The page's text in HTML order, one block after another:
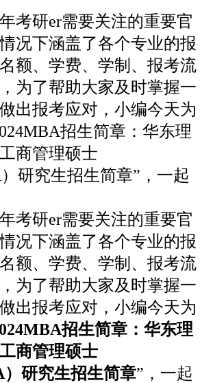
考研er需要关注的重要官
况下涵盖了各个专业的报
额、学费、学制、报考流
为了帮助大家及时掌握一
出报考应对，小编今天为
招生简章：华东理
商管理硕士
研究生招生简章”，一起
考研er需要关注的重要官
况下涵盖了各个专业的报
额、学费、学制、报考流
为了帮助大家及时掌握一
出报考应对，小编今天为
招生简章：华东理
商管理硕士
研究生招生简章”，一起